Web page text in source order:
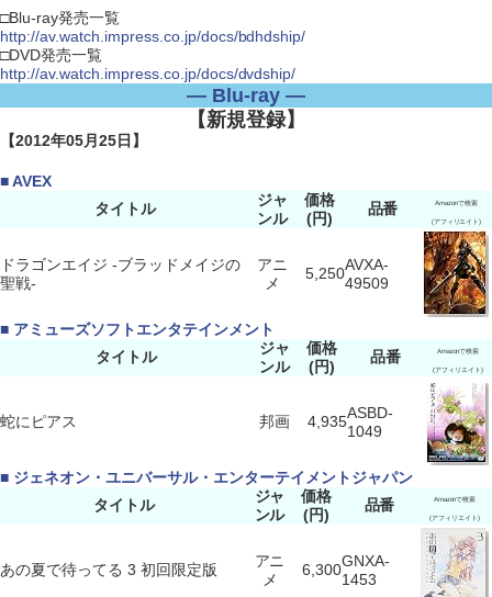
□Blu-ray発売一覧
http://av.watch.impress.co.jp/docs/bdhdship/
□DVD発売一覧
http://av.watch.impress.co.jp/docs/dvdship/
― Blu-ray ―
【新規登録】
【2012年05月25日】
■ AVEX
タイトル
ジャ
ンル
価格
(円)
品番 Amazonで検索
(アフィリエイト)
ドラゴンエイジ -ブラッドメイジの
聖戦-
アニ
メ
5,250AVXA-
49509
■ アミューズソフトエンタテインメント
タイトル
ジャ
ンル
価格
(円)
品番 Amazonで検索
(アフィリエイト)
蛇にピアス 邦画 4,935ASBD-
1049
■ ジェネオン・ユニバーサル・エンターテイメントジャパン
タイトル
ジャ
ンル
価格
(円)
品番 Amazonで検索
(アフィリエイト)
あの夏で待ってる 3 初回限定版
アニ
メ
6,300GNXA-
1453